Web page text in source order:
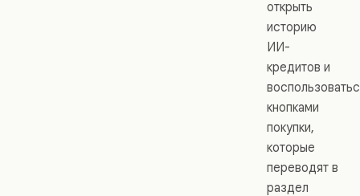
открыть
историю
ИИ-
кредитов и
кнопками
покупки,
которые
переводят в
раздел